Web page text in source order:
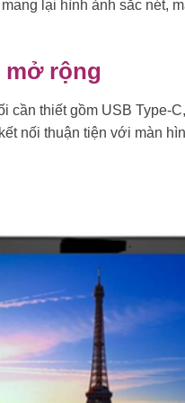
mang lại hình ảnh sắc nét,
mở rộng
cần thiết gồm USB Type-
nối thuận tiện với màn